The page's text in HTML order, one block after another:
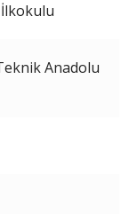
Anadolu